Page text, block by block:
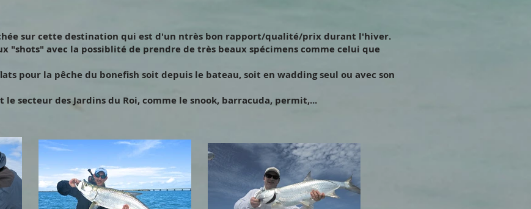
sur cette destination qui est d'un ntrès bon rapport/qualité/prix durant l'hiver.
"shots" avec la possiblité de prendre de très beaux spécimens comme celui que
pour la pêche du bonefish soit depuis le bateau, soit en wadding seul ou avec son
secteur des Jardins du Roi, comme le snook, barracuda, permit,...